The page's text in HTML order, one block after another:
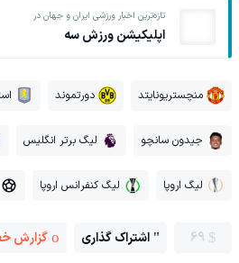
تازه‌ترین اخبار ورزشی ایران و جهان در
اپلیکیشن ورزش سه
منچستریونایتد دورتموند
جیدون سانچو لیگ برتر انگلیس
لیگ اروپا لیگ کنفرانس اروپا
69 اشتراک گذاری گزارش